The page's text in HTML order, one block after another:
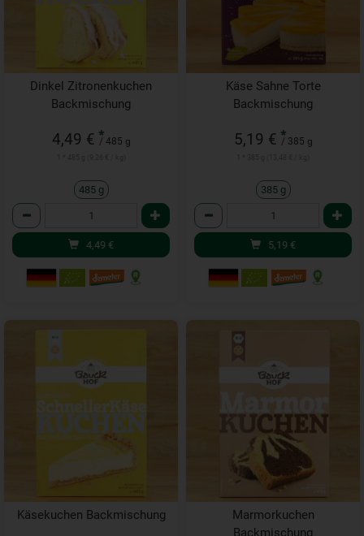
Dinkel Zitronenkuchen
Backmischung
4,49 € *
/ 485 g
485 g
Anzahl
4,49 €
Käse Sahne Torte
Backmischung
5,19 € *
/ 385 g
385 g
Anzahl
5,19 €
Käsekuchen Backmischung
Marmorkuchen
Backmischung